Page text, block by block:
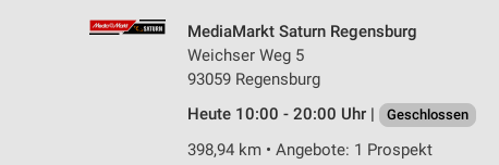
MediaMarkt Saturn Regensburg
Weichser Weg 5
93059 Regensburg
Heute 10:00 - 20:00 Uhr |
Geschlossen
398,94 km • Angebote: 1 Prospekt